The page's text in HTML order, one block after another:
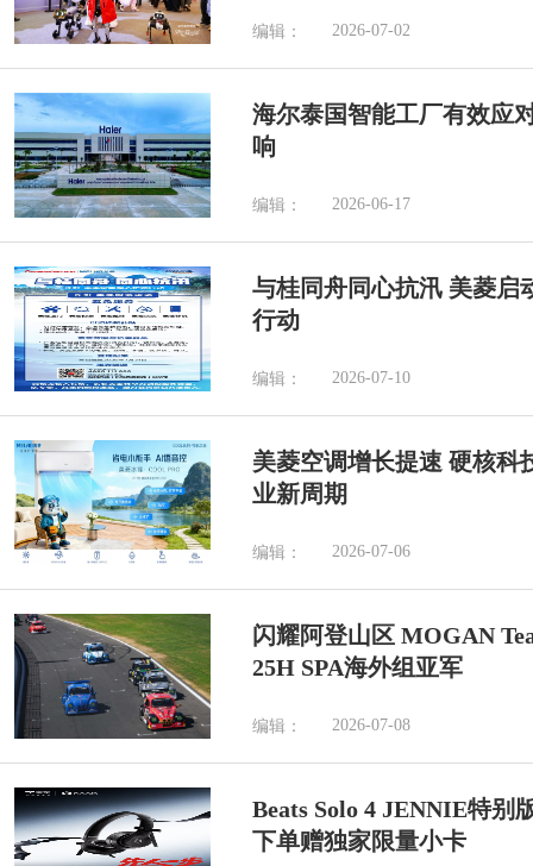
编辑： 2026-07-02
海尔泰国智能工厂有效应
响
编辑： 2026-06-17
与桂同舟同心抗汛 美菱启
行动
编辑： 2026-07-10
美菱空调增长提速 硬核科
业新周期
编辑： 2026-07-06
闪耀阿登山区 MOGAN
25H SPA海外组亚军
编辑： 2026-07-08
Beats Solo 4 JENNIE特别
下单赠独家限量小卡